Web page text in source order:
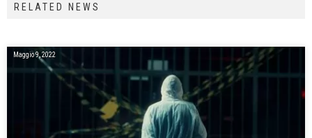
RELATED NEWS
Maggio 9, 2022